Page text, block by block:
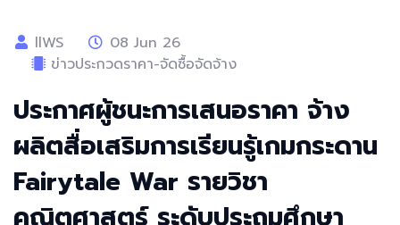
llWS
08 Jun 26
ข่าวประกวดราคา-จัดซื้อจัดจ้าง
ประกาศผู้ชนะการเสนอราคา จ้าง
ผลิตสื่อเสริมการเรียนรู้เกมกระดาน
Fairytale War รายวิชา